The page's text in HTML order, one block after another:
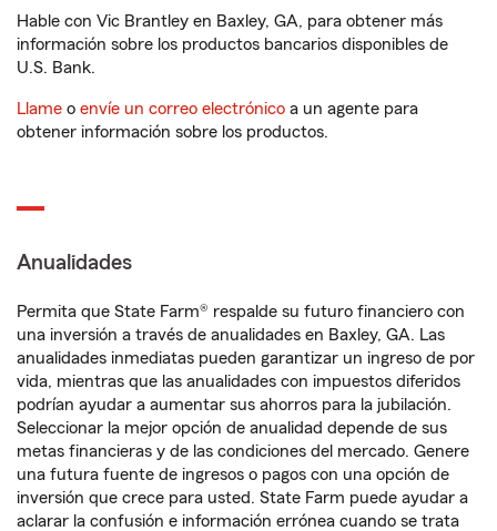
Hable con Vic Brantley en Baxley, GA, para obtener más
información sobre los productos bancarios disponibles de
U.S. Bank.
Llame o envíe un correo electrónico a un agente para
obtener información sobre los productos.
Anualidades
Permita que State Farm® respalde su futuro financiero con
una inversión a través de anualidades en Baxley, GA. Las
anualidades inmediatas pueden garantizar un ingreso de por
vida, mientras que las anualidades con impuestos diferidos
podrían ayudar a aumentar sus ahorros para la jubilación.
Seleccionar la mejor opción de anualidad depende de sus
metas financieras y de las condiciones del mercado. Genere
una futura fuente de ingresos o pagos con una opción de
inversión que crece para usted. State Farm puede ayudar a
aclarar la confusión e información errónea cuando se trata